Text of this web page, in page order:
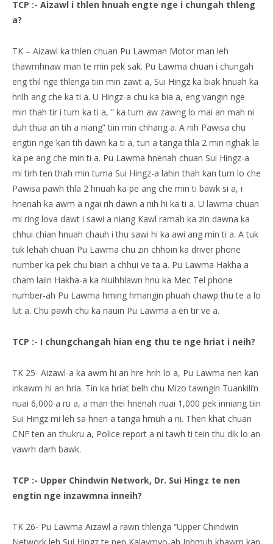
TCP :- Aizawl i thlen hnuah engte nge i chungah thleng
a?
TK – Aizawl ka thlen chuan Pu Lawman Motor man leh
thawmhnaw man te min pek sak. Pu Lawma chuan i chungah
eng thil nge thlenga tiin min zawt a, Sui Hingz ka biak hnuah ka
hrilh ang che ka ti a. U Hingz-a chu ka bia a, eng vangin nge
min thah tir i tum ka ti a, ” ka tum aw zawng lo mai an mah ni
duh thua an tih a niang” tiin min chhang a. A nih Pawisa chu
engtin nge kan tih dawn ka ti a, tun a tanga thla 2 min nghak la
ka pe ang che min ti a. Pu Lawma hnenah chuan Sui Hingz-a
mi tirh ten thah min tuma Sui Hingz-a lahin thah kan tum lo che
Pawisa pawh thla 2 hnuah ka pe ang che min ti bawk si a, i
hnenah ka awm a ngai rih dawn a nih hi ka ti a. U lawma chuan
mi ring lova dawt i sawi a niang Kawl ramah ka zin dawna ka
chhui chian hnuah chauh i thu sawi hi ka awi ang min ti a. A tuk
tuk lehah chuan Pu Lawma chu zin chhoin ka driver phone
number ka pek chu biain a chhui ve ta a. Pu Lawma Hakha a
cham laiin Hakha-a ka hluihhlawn hnu ka Mec Tel phone
number-ah Pu Lawma hming hmangin phuah chawp thu te a lo
lut a. Chu pawh chu ka nauin Pu Lawma a en tir ve a.
TCP :- I chungchangah hian eng thu te nge hriat i neih?
TK 25- Aizawl-a ka awm hi an hre hrih lo a, Pu Lawma nen kan
inkawm hi an hria. Tin ka hriat belh chu Mizo tawngin Tuankili’n
nuai 6,000 a ru a, a man thei hnenah nuai 1,000 pek inniang tiin
Sui Hingz mi leh sa hnen a tanga hmuh a ni. Then khat chuan
CNF ten an thukru a, Police report a ni tawh ti tein thu dik lo an
vawrh darh bawk.
TCP :- Upper Chindwin Network, Dr. Sui Hingz te nen
engtin nge inzawmna inneih?
TK 26- Pu Lawma Aizawl a rawn thlenga “Upper Chindwin